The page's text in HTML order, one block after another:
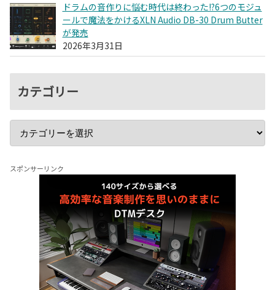
ドラムの音作りに悩む時代は終わった!?6つのモジュ
ールで魔法をかけるXLN Audio DB-30 Drum Butter
が発売
2026年3月31日
カテゴリー
スポンサーリンク